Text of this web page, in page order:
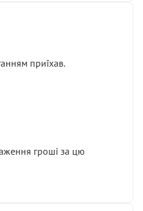
приїхав.
гроші за цю